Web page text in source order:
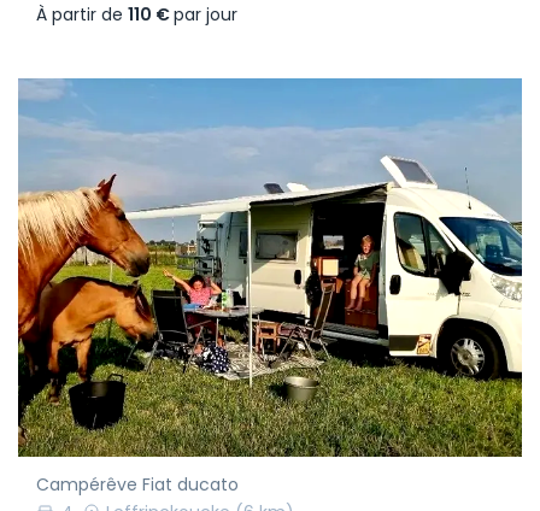
À partir de 110 €par jour
Campérêve Fiat ducato